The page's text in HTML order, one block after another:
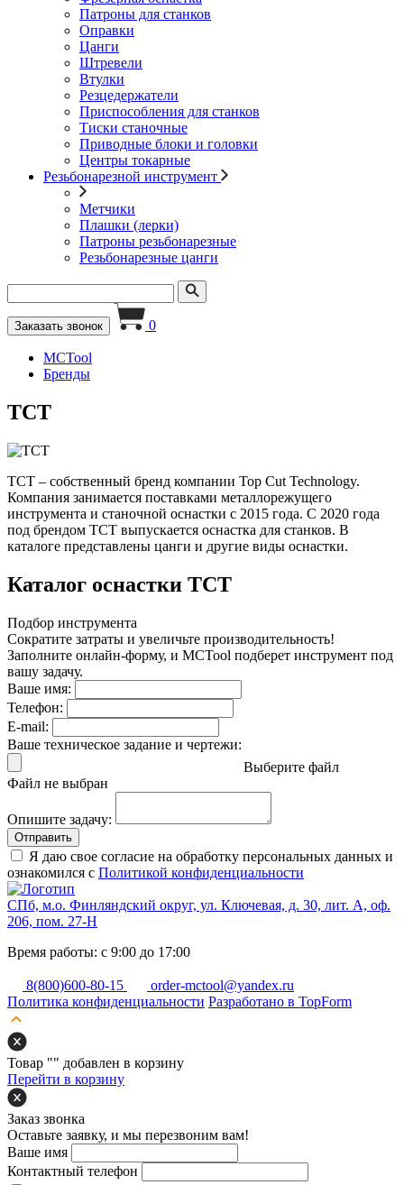
Патроны для станков
Оправки
Цанги
Штревели
Втулки
Резцедержатели
Приспособления для станков
Тиски станочные
Приводные блоки и головки
Центры токарные
Резьбонарезной инструмент
Метчики
Плашки (лерки)
Патроны резьбонарезные
Резьбонарезные цанги
Заказать звонок 0
MCTool
Бренды
TCT
TCT – собственный бренд компании Top Cut Technology.
Компания занимается поставками металлорежущего
инструмента и станочной оснастки с 2015 года. С 2020 года
под брендом TCT выпускается оснастка для станков. В
каталоге представлены цанги и другие виды оснастки.
Каталог оснастки TCT
Подбор инструмента
Сократите затраты и увеличьте производительность!
Заполните онлайн-форму, и MCTool подберет инструмент под
вашу задачу.
Ваше имя:
Телефон:
E-mail:
Ваше техническое задание и чертежи:
Выберите файл
Файл не выбран
Опишите задачу:
Отправить
Я даю свое согласие на обработку персональных данных и
ознакомился с Политикой конфиденциальности
СПб, м.о. Финляндский округ, ул. Ключевая, д. 30, лит. А, оф.
206, пом. 27-Н
Время работы: с 9:00 до 17:00
8(800)600-80-15
order-mctool@yandex.ru
Политика конфиденциальности Разработано в TopForm
Товар "" добавлен в корзину
Перейти в корзину
Заказ звонка
Оставьте заявку, и мы перезвоним вам!
Ваше имя
Контактный телефон